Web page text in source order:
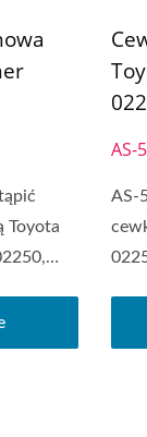
Toyota
AS-
AS-